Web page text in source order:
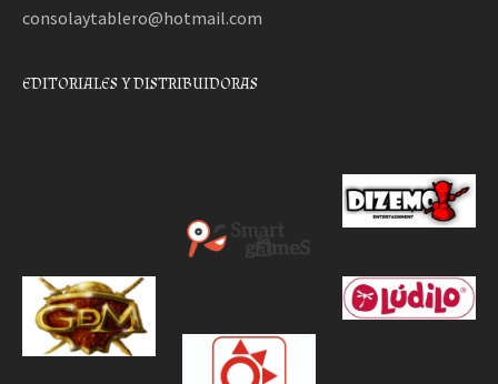
consolaytablero@hotmail.com
EDITORIALES Y DISTRIBUIDORAS